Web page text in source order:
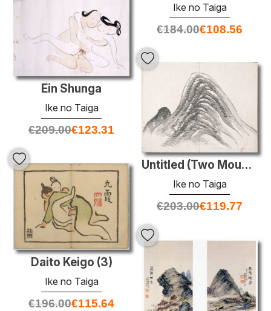
Ike no Taiga
€184.00€108.56
Ein Shunga
Ike no Taiga
€209.00€123.31
Untitled (Two Mountains)
Ike no Taiga
€203.00€119.77
Daito Keigo (3)
Ike no Taiga
€196.00€115.64